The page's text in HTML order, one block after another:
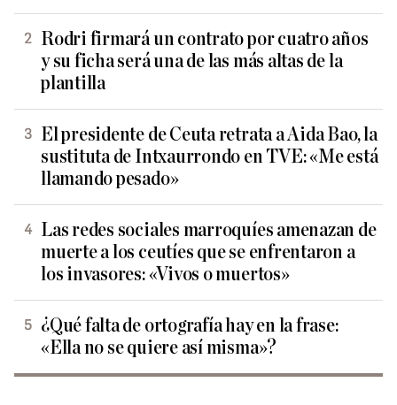
Rodri firmará un contrato por cuatro años
y su ficha será una de las más altas de la
plantilla
El presidente de Ceuta retrata a Aida Bao, la
sustituta de Intxaurrondo en TVE: «Me está
llamando pesado»
Las redes sociales marroquíes amenazan de
muerte a los ceutíes que se enfrentaron a
los invasores: «Vivos o muertos»
¿Qué falta de ortografía hay en la frase:
«Ella no se quiere así misma»?